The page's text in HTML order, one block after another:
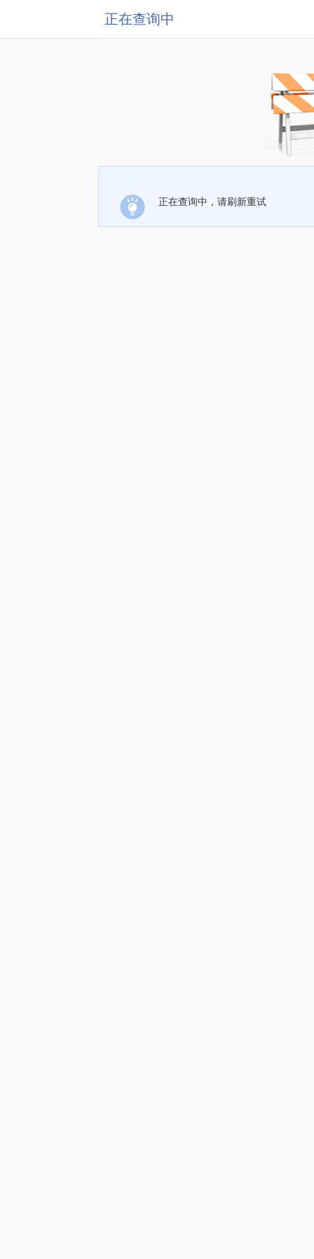
正在查询中
正在查询中，请刷新重试